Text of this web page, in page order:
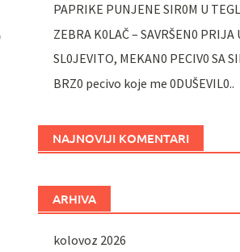
PAPRIKE PUNJENE SIR0M U
ZEBRA K0LAČ – SAVRŠEN0 PRIJA
SL0JEVITO, MEKAN0 PECIV0 SA
BRZ0 pecivo koje me 0DUŠEVIL0..
NAJNOVIJI KOMENTARI
ARHIVA
kolovoz 2026